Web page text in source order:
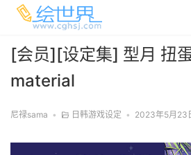
[会员][设定集] 型月 扭
material
尼禄sama • 日韩游戏设定 • 2023年5月23